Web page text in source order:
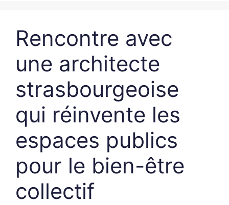
Rencontre avec
une architecte
strasbourgeoise
qui réinvente les
espaces publics
pour le bien-être
collectif